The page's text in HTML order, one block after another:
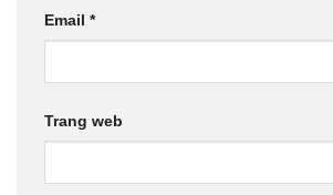
Email *
Trang web